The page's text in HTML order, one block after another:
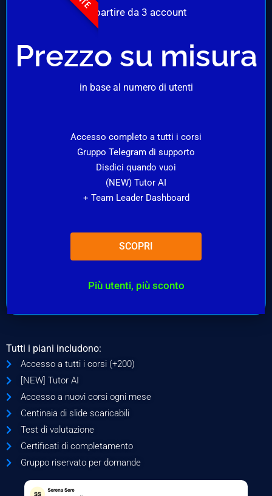
A partire da 3 account
Prezzo su misura
in base al numero di utenti
Accesso completo a tutti i corsi
Gruppo Telegram di supporto
Disdici quando vuoi
(NEW) Tutor AI
+ Team Leader Dashboard
SCOPRI
Più utenti, più sconto
Tutti i piani includono:
Accesso a tutti i corsi (+200)
[NEW] Tutor AI
Accesso a nuovi corsi ogni mese
Centinaia di slide scaricabili
Test di valutazione
Certificati di completamento
Gruppo riservato per domande